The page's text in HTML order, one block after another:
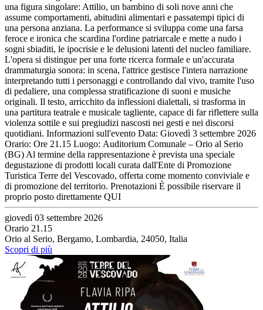
una figura singolare: Attilio, un bambino di soli nove anni che
assume comportamenti, abitudini alimentari e passatempi tipici di
una persona anziana. La performance si sviluppa come una farsa
feroce e ironica che scardina l'ordine patriarcale e mette a nudo i
sogni sbiaditi, le ipocrisie e le delusioni latenti del nucleo familiare.
L'opera si distingue per una forte ricerca formale e un'accurata
drammaturgia sonora: in scena, l'attrice gestisce l'intera narrazione
interpretando tutti i personaggi e controllando dal vivo, tramite l'uso
di pedaliere, una complessa stratificazione di suoni e musiche
originali. Il testo, arricchito da inflessioni dialettali, si trasforma in
una partitura teatrale e musicale tagliente, capace di far riflettere sulla
violenza sottile e sui pregiudizi nascosti nei gesti e nei discorsi
quotidiani. Informazioni sull'evento Data: Giovedì 3 settembre 2026
Orario: Ore 21.15 Luogo: Auditorium Comunale – Orio al Serio
(BG) Al termine della rappresentazione è prevista una speciale
degustazione di prodotti locali curata dall'Ente di Promozione
Turistica Terre del Vescovado, offerta come momento conviviale e
di promozione del territorio. Prenotazioni È possibile riservare il
proprio posto direttamente QUI
giovedì 03 settembre 2026
Orario 21.15
Orio al Serio, Bergamo, Lombardia, 24050, Italia
Scopri di più